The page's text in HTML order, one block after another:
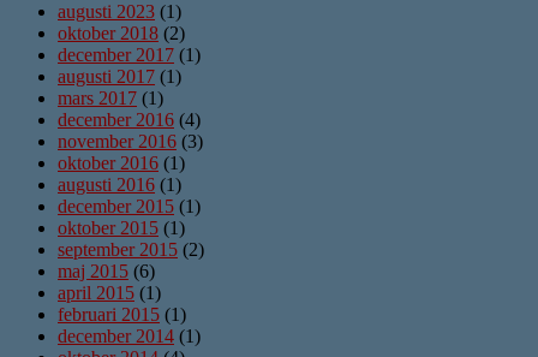
augusti 2023 (1)
oktober 2018 (2)
december 2017 (1)
augusti 2017 (1)
mars 2017 (1)
december 2016 (4)
november 2016 (3)
oktober 2016 (1)
augusti 2016 (1)
december 2015 (1)
oktober 2015 (1)
september 2015 (2)
maj 2015 (6)
april 2015 (1)
februari 2015 (1)
december 2014 (1)